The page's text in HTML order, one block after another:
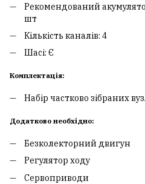
Рекомендований
шт
Кількість каналів: 4
Шасі: Є
Комплектація:
Набір частково зібраних
Додатково необхідно:
Безколекторний двигун
Регулятор ходу
Сервоприводи